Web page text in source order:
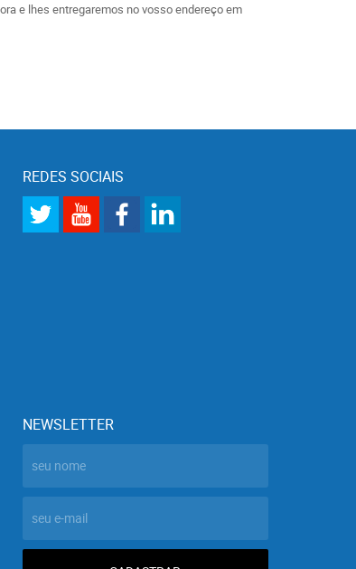
e lhes entregaremos no vosso endereço em
REDES SOCIAIS
NEWSLETTER